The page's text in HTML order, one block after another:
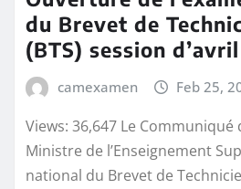
du Brevet de
(BTS) session
camexamen Feb 25,
Views: 36,647 Le Communiqué
Ministre de l’Enseignement
national du Brevet de